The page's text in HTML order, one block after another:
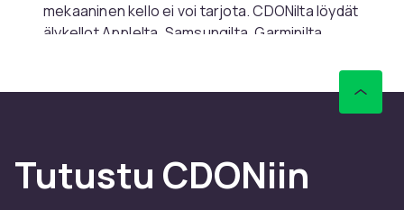
mekaaninen kello ei voi tarjota. CDONilta löydät
älykellot Applelta, Samsungilta, Garminilta,
iOS ja watchOS — Apple
Watch iPhone-käyttäjille
Tutustu CDONiin